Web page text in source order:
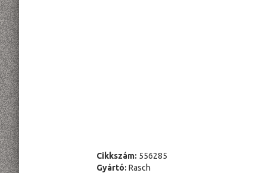
Cikkszám: 556285
Gyártó: Rasch